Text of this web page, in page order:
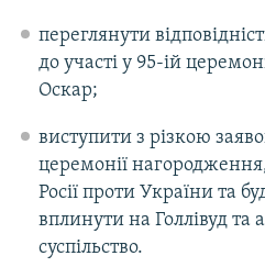
переглянути
до участі у 95-ій
Оскар;
виступити з різкою
церемонії
Росії проти України та
вплинути на Голлівуд та
суспільство.